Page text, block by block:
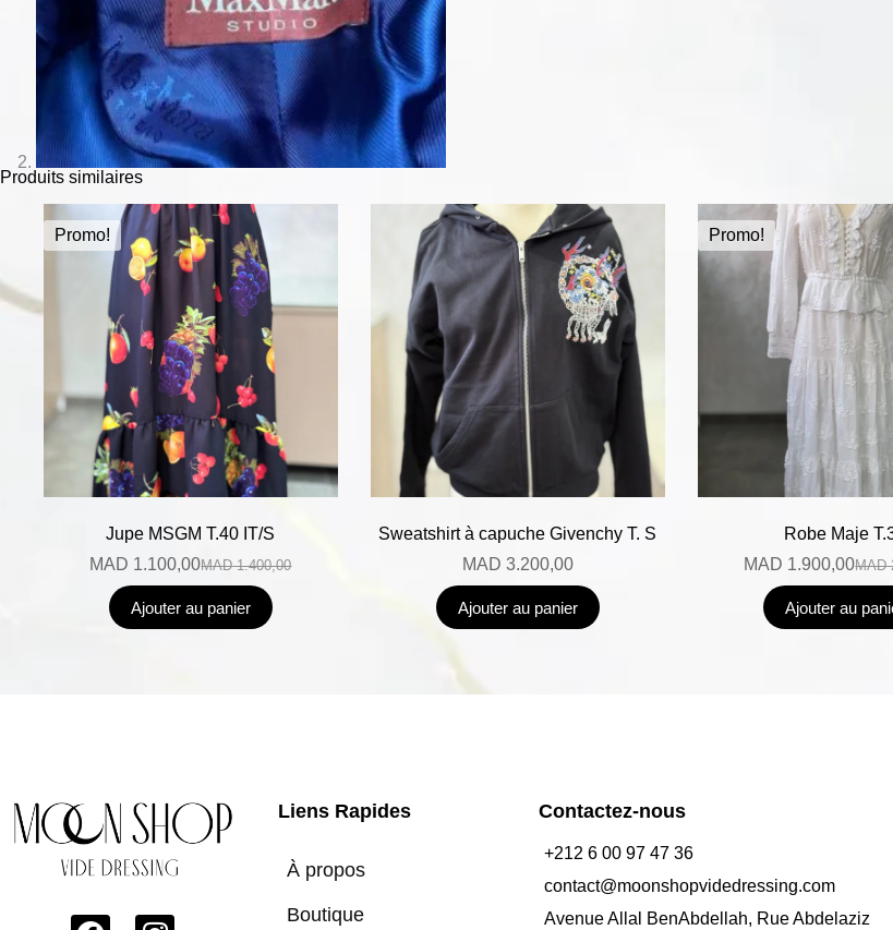
Produits similaires
Promo!
Jupe MSGM T.40 IT/S
MAD1.400,00
MAD 1.100,00
Ajouter au panier
Sweatshirt à capuche Givenchy T. S
MAD 3.200,00
Ajouter au panier
Promo!
Robe Maje
MAD
MAD 1.900,00
Ajouter au
Liens Rapides
À propos
Boutique
Contactez-nous
+212 6 00 97 47 36
contact@moonshopvidedressing.com
Avenue Allal BenAbdellah, Rue Abdelaziz